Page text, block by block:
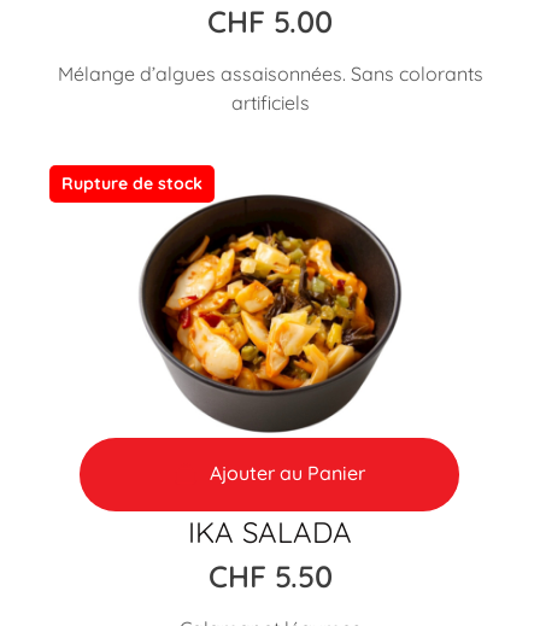
CHF 5.00
Mélange d’algues assaisonnées. Sans colorants
artificiels
Rupture de stock
IKA SALADA
CHF 5.50
Ajouter au Panier